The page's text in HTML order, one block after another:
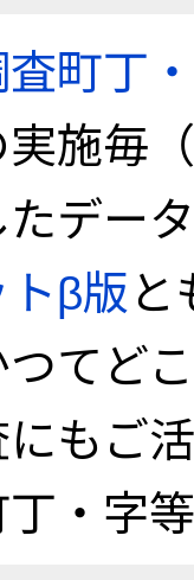
町丁
施毎
デー
β版
てど
もご
・字